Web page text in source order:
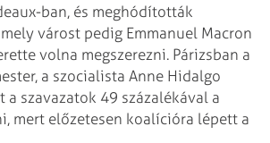
ban, és meghódították
várost pedig Emmanuel Macron
volna megszerezni. Párizsban a
a szocialista Anne Hidalgo
szavazatok 49 százalékával a
mert előzetesen koalícióra lépett a